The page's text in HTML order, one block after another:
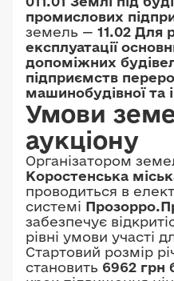
промислових
земель — 11.02 Для
експлуатації
допоміжних
підприємств
машинобудівної та
Умови
аукціону
Організатором
Коростенська
проводиться в
системі
забезпечує
рівні умови участі
Стартовий розмір
становить 6962 грн